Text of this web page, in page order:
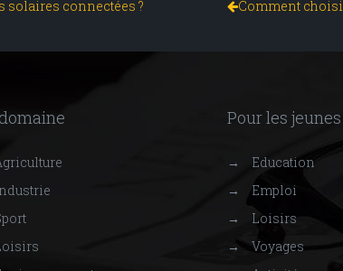
solaires connectées ?
Comment
Pour les jeunes
→
Education
→
Emploi
→
Loisirs
→
Voyages